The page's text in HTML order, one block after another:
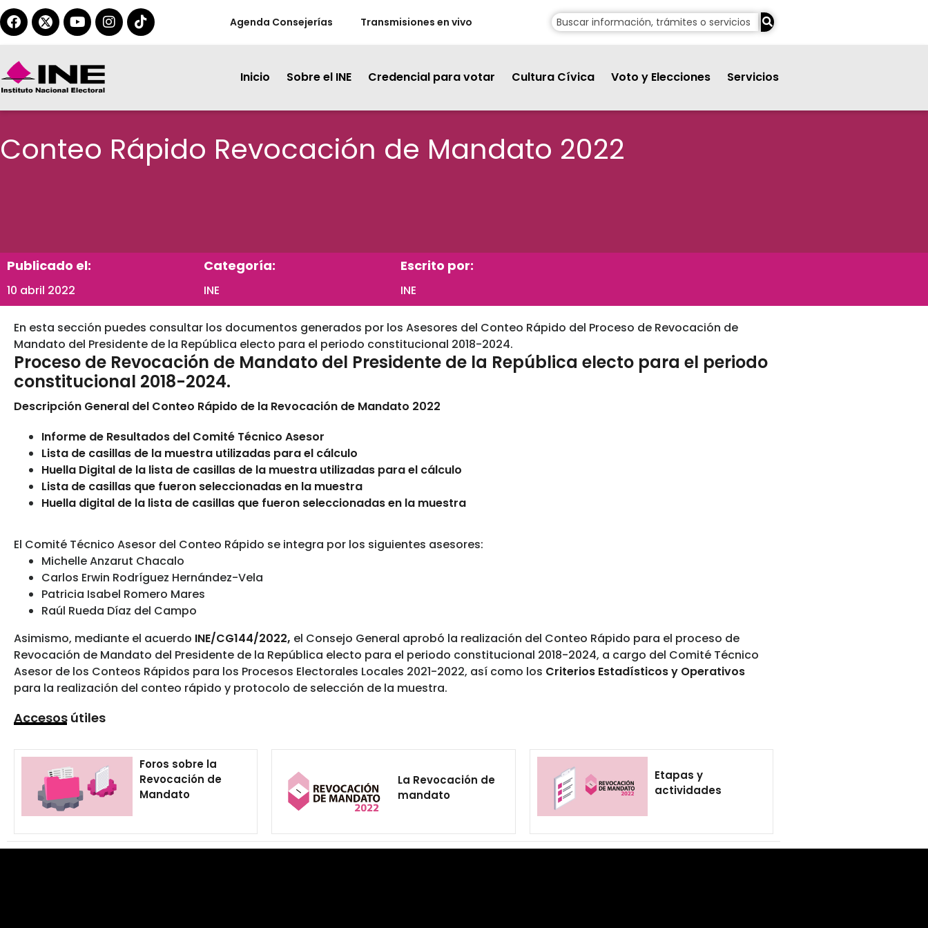
Agenda Consejerías Transmisiones en vivo
Inicio Sobre el INE Credencial para votar Cultura Cívica Voto y Elecciones Servicios
Conteo Rápido Revocación de Mandato 2022
Publicado el:
10 abril 2022
Categoría:
INE
Escrito por:
INE
En esta sección puedes consultar los documentos generados por los Asesores del Conteo Rápido del Proceso de Revocación de
Mandato del Presidente de la República electo para el periodo constitucional 2018-2024.
Proceso de Revocación de Mandato del Presidente de la República electo para el periodo
constitucional 2018-2024.
Descripción General del Conteo Rápido de la Revocación de Mandato 2022
Informe de Resultados del Comité Técnico Asesor
Lista de casillas de la muestra utilizadas para el cálculo
Huella Digital de la lista de casillas de la muestra utilizadas para el cálculo
Lista de casillas que fueron seleccionadas en la muestra
Huella digital de la lista de casillas que fueron seleccionadas en la muestra
El Comité Técnico Asesor del Conteo Rápido se integra por los siguientes asesores:
Michelle Anzarut Chacalo
Carlos Erwin Rodríguez Hernández-Vela
Patricia Isabel Romero Mares
Raúl Rueda Díaz del Campo
Asimismo, mediante el acuerdo INE/CG144/2022, el Consejo General aprobó la realización del Conteo Rápido para el proceso de
Revocación de Mandato del Presidente de la República electo para el periodo constitucional 2018-2024, a cargo del Comité Técnico
Asesor de los Conteos Rápidos para los Procesos Electorales Locales 2021-2022, así como los Criterios Estadísticos y Operativos
para la realización del conteo rápido y protocolo de selección de la muestra.
Accesos útiles
Foros sobre la
Revocación de
Mandato
La Revocación de
mandato
Etapas y
actividades